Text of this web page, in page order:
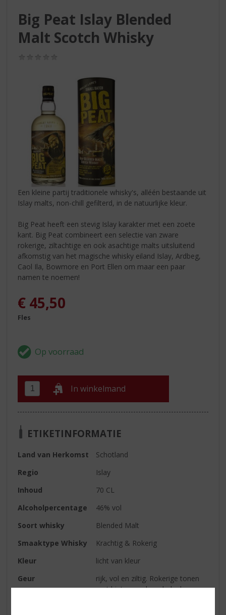
Big Peat Islay Blended
Malt Scotch Whisky
Een kleine partij traditionele whisky's, alléén bestaande uit
Islay malts, non-chill gefilterd, in de natuurlijke kleur.
Big Peat heeft een stevig Islay karakter met een zoete
kant. Big Peat combineert een selectie van zware
rokerige, ziltachtige en ook asachtige malts uitsluitend
afkomstig van het magische whisky eiland Islay, Ardbeg,
Caol Ila, Bowmore en Port Ellen om maar een paar
namen te noemen!
€ 45,50
Fles
In winkelmand
ETIKETINFORMATIE
Land van Herkomst
Schotland
Regio
Islay
Inhoud
70 CL
Alcoholpercentage
46% vol
Soort whisky
Blended Malt
Smaaktype Whisky
Krachtig & Rokerig
Kleur
licht van kleur
Geur
rijk, vol en ziltig. Rokerige tonen
met hints van chocolade, leer,